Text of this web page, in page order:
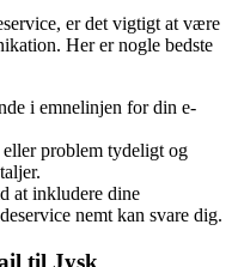
er det vigtigt at være
Her er nogle bedste
i emnelinjen for din e-
problem tydeligt og
at inkludere dine
nemt kan svare dig.
til Jysk